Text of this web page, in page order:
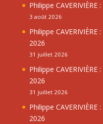
Philippe
3 août 2026
Philippe
2026
31 juillet 2026
Philippe
2026
31 juillet 2026
Philippe
2026